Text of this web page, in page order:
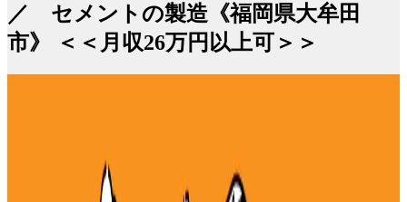
／ セメントの製造《福岡県大牟田
市》 ＜＜月収26万円以上可＞＞